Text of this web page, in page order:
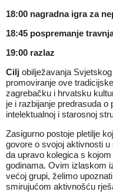
18:00 nagradna igra za
18:45 pospremanje
19:00 razlaz
Cilj obilježavanja
promoviranje ove
zagrebačku i hrvatsku
je i razbijanje predrasuda o
intelektualnoj i starosnoj
Zasigurno postoje pletilje
govore o svojoj aktivnosti
da upravo kolegica s
godinama. Ovim izlaskom
većoj grupi, želimo
smirujućom aktivnošću